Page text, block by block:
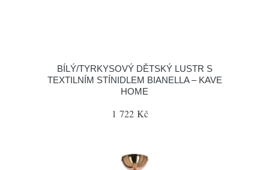
BÍLÝ/TYRKYSOVÝ DĚTSKÝ LUSTR S
TEXTILNÍM STÍNIDLEM BIANELLA – KAVE
HOME
1 722 Kč